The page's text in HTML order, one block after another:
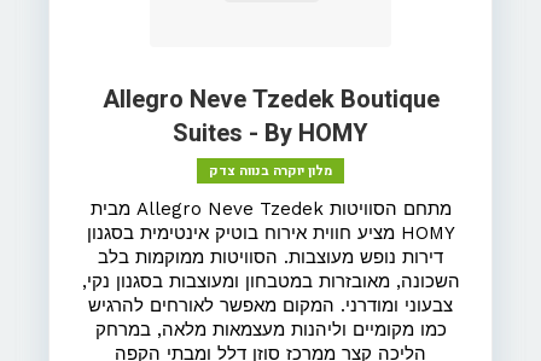
Allegro Neve Tzedek Boutique
Suites - By HOMY
מלון יוקרה בנווה צדק
מתחם הסוויטות Allegro Neve Tzedek מבית
HOMY מציע חווית אירוח בוטיק אינטימית בסגנון
דירות נופש מעוצבות. הסוויטות ממוקמות בלב
השכונה, מאובזרות במטבחון ומעוצבות בסגנון נקי,
צבעוני ומודרני. המקום מאפשר לאורחים להרגיש
כמו מקומיים וליהנות מעצמאות מלאה, במרחק
הליכה קצר ממרכז סוזן דלל ומבתי הקפה